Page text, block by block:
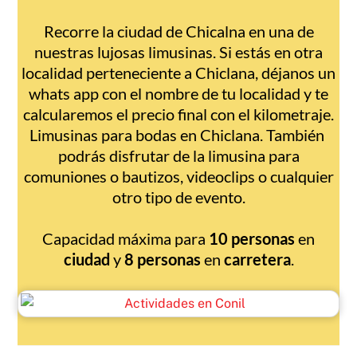
Recorre la ciudad de Chicalna en una de
nuestras lujosas limusinas. Si estás en otra
localidad perteneciente a Chiclana, déjanos un
whats app con el nombre de tu localidad y te
calcularemos el precio final con el kilometraje.
Limusinas para bodas en Chiclana. También
podrás disfrutar de la limusina para
comuniones o bautizos, videoclips o cualquier
otro tipo de evento.
Capacidad máxima para 10 personas en
ciudad y8 personas en carretera.